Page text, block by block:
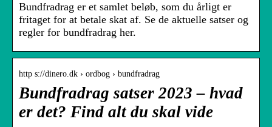
Bundfradrag er et samlet beløb, som du årligt er
fritaget for at betale skat af. Se de aktuelle satser og
regler for bundfradrag her.
http s://dinero.dk › ordbog › bundfradrag
Bundfradrag satser 2023 – hvad
er det? Find alt du skal vide